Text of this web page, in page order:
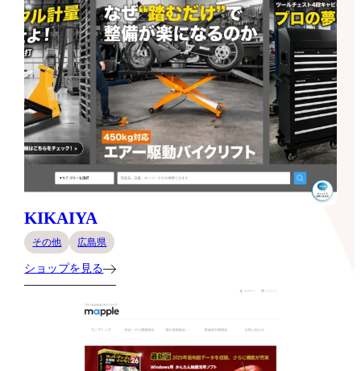
KIKAIYA
その他 広島県
ショップを見る